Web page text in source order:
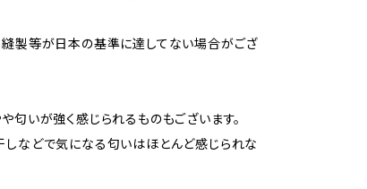
製等が日本の基準に達してない場合がござ
匂いが強く感じられるものもございます。
などで気になる匂いはほとんど感じられな